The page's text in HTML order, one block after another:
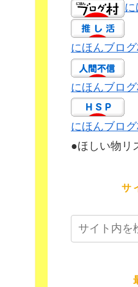
にほんブロ
にほんブロ
にほんブロ
●ほしい物リ
サ